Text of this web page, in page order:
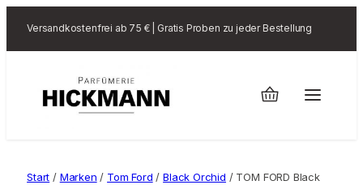
Versandkostenfrei ab 75 € | Gratis Proben zu jeder Bestellung
Start / Marken / Tom Ford /Black Orchid / TOM FORD Black